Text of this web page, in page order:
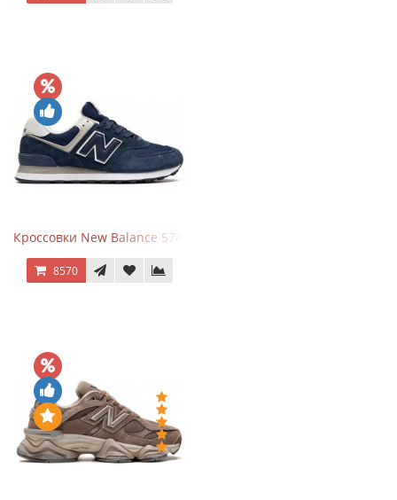
Кроссовки New Balance 574 Navy Blue White
8570